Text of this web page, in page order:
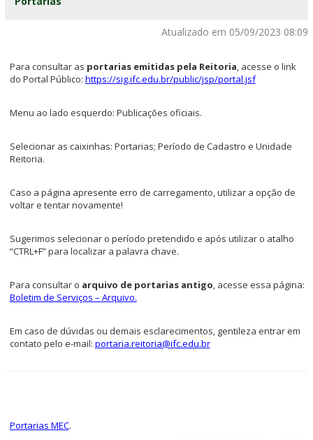
Atualizado em 05/09/2023 08:09
Para consultar as portarias emitidas pela Reitoria, acesse o link
do Portal Público: https://sig.ifc.edu.br/public/jsp/portal.jsf
Menu ao lado esquerdo: Publicações oficiais.
Selecionar as caixinhas: Portarias; Período de Cadastro e Unidade
Reitoria.
Caso a página apresente erro de carregamento, utilizar a opção de
voltar e tentar novamente!
Sugerimos selecionar o período pretendido e após utilizar o atalho
“CTRL+F” para localizar a palavra chave.
Para consultar o arquivo de portarias antigo, acesse essa página:
Boletim de Serviços – Arquivo.
Em caso de dúvidas ou demais esclarecimentos, gentileza entrar em
contato pelo e-mail: portaria.reitoria@ifc.edu.br
Portarias MEC.